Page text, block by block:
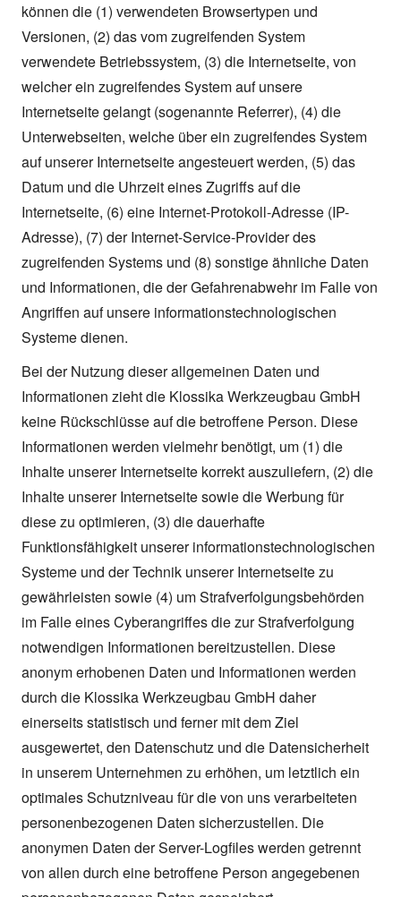
können die (1) verwendeten Browsertypen und
Versionen, (2) das vom zugreifenden System
verwendete Betriebssystem, (3) die Internetseite, von
welcher ein zugreifendes System auf unsere
Internetseite gelangt (sogenannte Referrer), (4) die
Unterwebseiten, welche über ein zugreifendes System
auf unserer Internetseite angesteuert werden, (5) das
Datum und die Uhrzeit eines Zugriffs auf die
Internetseite, (6) eine Internet-Protokoll-Adresse (IP-
Adresse), (7) der Internet-Service-Provider des
zugreifenden Systems und (8) sonstige ähnliche Daten
und Informationen, die der Gefahrenabwehr im Falle von
Angriffen auf unsere informationstechnologischen
Systeme dienen.
Bei der Nutzung dieser allgemeinen Daten und
Informationen zieht die Klossika Werkzeugbau GmbH
keine Rückschlüsse auf die betroffene Person. Diese
Informationen werden vielmehr benötigt, um (1) die
Inhalte unserer Internetseite korrekt auszuliefern, (2) die
Inhalte unserer Internetseite sowie die Werbung für
diese zu optimieren, (3) die dauerhafte
Funktionsfähigkeit unserer informationstechnologischen
Systeme und der Technik unserer Internetseite zu
gewährleisten sowie (4) um Strafverfolgungsbehörden
im Falle eines Cyberangriffes die zur Strafverfolgung
notwendigen Informationen bereitzustellen. Diese
anonym erhobenen Daten und Informationen werden
durch die Klossika Werkzeugbau GmbH daher
einerseits statistisch und ferner mit dem Ziel
ausgewertet, den Datenschutz und die Datensicherheit
in unserem Unternehmen zu erhöhen, um letztlich ein
optimales Schutzniveau für die von uns verarbeiteten
personenbezogenen Daten sicherzustellen. Die
anonymen Daten der Server-Logfiles werden getrennt
von allen durch eine betroffene Person angegebenen